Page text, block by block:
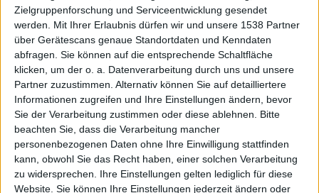
Zielgruppenforschung und Serviceentwicklung gesendet
werden.
Mit Ihrer Erlaubnis dürfen wir und unsere 1538 Partner
über Gerätescans genaue Standortdaten und Kenndaten
abfragen. Sie können auf die entsprechende Schaltfläche
klicken, um der o. a. Datenverarbeitung durch uns und unsere
Partner zuzustimmen. Alternativ können Sie auf detailliertere
Informationen zugreifen und Ihre Einstellungen ändern, bevor
Sie der Verarbeitung zustimmen oder diese ablehnen.
Bitte
beachten Sie, dass die Verarbeitung mancher
personenbezogenen Daten ohne Ihre Einwilligung stattfinden
kann, obwohl Sie das Recht haben, einer solchen Verarbeitung
zu widersprechen. Ihre Einstellungen gelten lediglich für diese
Website. Sie können Ihre Einstellungen jederzeit ändern oder
Mit ihrer neuen EP überbrücken EDEN WEINT IM GRAB
geschickt die Wartezeit bis zum nächsten Full-Length und
liefern ihren Fans eine gute Melange aus Neuem, Altem
und Kuriosem. Wir gratulieren zum Geburtstag und sind
gespannt auf die kommenden 20 Jahre.